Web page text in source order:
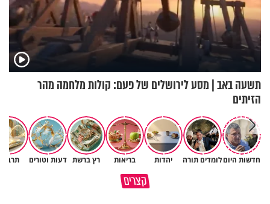
תשעה באב | מסע לירושלים של פעם: קולות מלחמה מהר
הזיתים
חדשות היוםלומדים תורה יהדות בריאות רץ ברשת דעות וטורים
קצריםמדוע האמונה נמשלה למלח?
גם ׳הרע׳ זה הרחמים של בורא